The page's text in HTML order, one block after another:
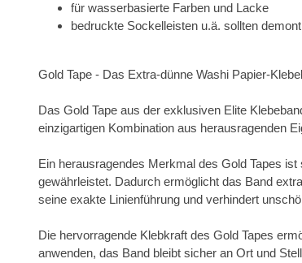
für wasserbasierte Farben und Lacke
bedruckte Sockelleisten u.ä. sollten
Gold Tape - Das Extra-dünne Washi Papier-
Das Gold Tape aus der exklusiven Elite
einzigartigen Kombination aus herausragenden
Ein herausragendes Merkmal des Gold Tapes
gewährleistet. Dadurch ermöglicht das Band
seine exakte Linienführung und verhindert
Die hervorragende Klebkraft des Gold Tapes
anwenden, das Band bleibt sicher an Ort und